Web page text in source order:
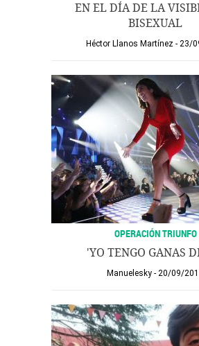
EN EL DÍA DE LA
BISEXUAL
Héctor Llanos Martínez 23/
OPERACIÓN TRIUNFO
'YO TENGO GANAS
Manuelesky 20/09/